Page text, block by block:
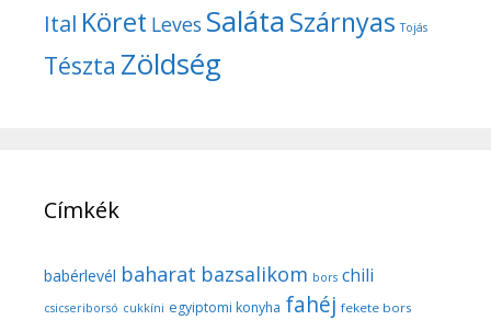
Ital Köret Leves SalátaSzárnyas Tojás
Tészta Zöldség
Címkék
babérlevél baharat bazsalikom bors chili
csicseriborsó cukkíni egyiptomi konyha fahéj fekete bors